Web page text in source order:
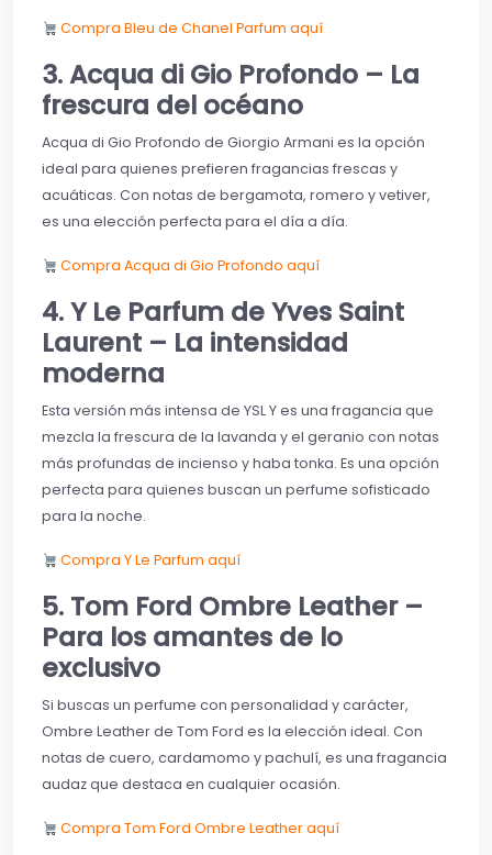
Compra Bleu de Chanel Parfum aquí
3. Acqua di Gio Profondo – La
frescura del océano
Acqua di Gio Profondo de Giorgio Armani es la opción
ideal para quienes prefieren fragancias frescas y
acuáticas. Con notas de bergamota, romero y vetiver,
es una elección perfecta para el día a día.
Compra Acqua di Gio Profondo aquí
4. Y Le Parfum de Yves Saint
Laurent – La intensidad
moderna
Esta versión más intensa de YSL Y es una fragancia que
mezcla la frescura de la lavanda y el geranio con notas
más profundas de incienso y haba tonka. Es una opción
perfecta para quienes buscan un perfume sofisticado
para la noche.
Compra Y Le Parfum aquí
5. Tom Ford Ombre Leather –
Para los amantes de lo
exclusivo
Si buscas un perfume con personalidad y carácter,
Ombre Leather de Tom Ford es la elección ideal. Con
notas de cuero, cardamomo y pachulí, es una fragancia
audaz que destaca en cualquier ocasión.
Compra Tom Ford Ombre Leather aquí